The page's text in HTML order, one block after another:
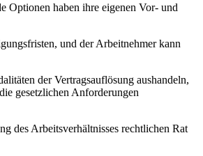
Optionen haben ihre eigenen Vor- und
und der Arbeitnehmer kann
der Vertragsauflösung aushandeln,
gesetzlichen Anforderungen
des Arbeitsverhältnisses rechtlichen Rat